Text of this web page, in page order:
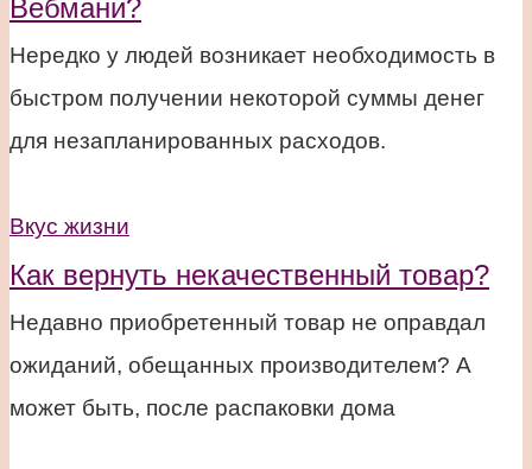
Вебмани?
Нередко у людей возникает необходимость в
быстром получении некоторой суммы денег
для незапланированных расходов.
Вкус жизни
Как вернуть некачественный товар?
Недавно приобретенный товар не оправдал
ожиданий, обещанных производителем? А
может быть, после распаковки дома